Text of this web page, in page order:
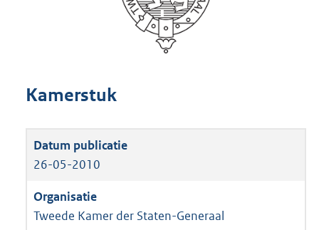
Kamerstuk
26-05-2010
Tweede Kamer der Staten-Generaal